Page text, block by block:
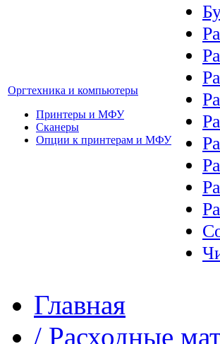
Оргтехника и компьютеры
Принтеры и МФУ
Сканеры
Опции к принтерам и МФУ
Главная
/ Расходные